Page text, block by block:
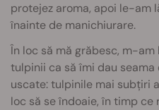
protejez aroma, apoi le-am
înainte de manichiurare.
În loc să mă grăbesc, m-
tulpinii ca să îmi dau
uscate: tulpinile mai subțiri
loc să se îndoaie, în timp ce